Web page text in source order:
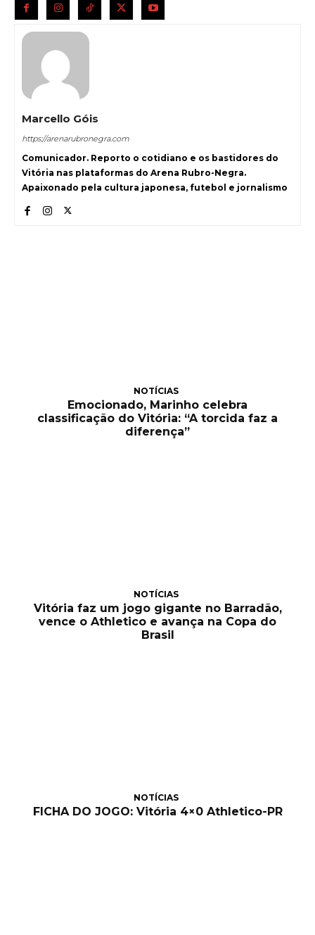
Marcello Góis
https://arenarubronegra.com
Comunicador. Reporto o cotidiano e os bastidores do
Vitória nas plataformas do Arena Rubro-Negra.
Apaixonado pela cultura japonesa, futebol e jornalismo
NOTÍCIAS
Emocionado, Marinho celebra
classificação do Vitória: “A torcida faz a
diferença”
NOTÍCIAS
Vitória faz um jogo gigante no Barradão,
vence o Athletico e avança na Copa do
Brasil
NOTÍCIAS
FICHA DO JOGO: Vitória 4×0 Athletico-PR